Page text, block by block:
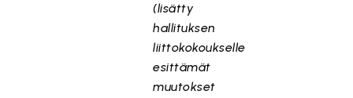
(lisätty
hallituksen
liittokokoukselle
esittämät
muutokset